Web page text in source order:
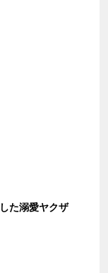
た溺愛ヤクザ